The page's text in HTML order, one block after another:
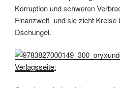
Korruption und schweren
Finanzwelt- und sie zieht
Dschungel.
Verlagsseite: